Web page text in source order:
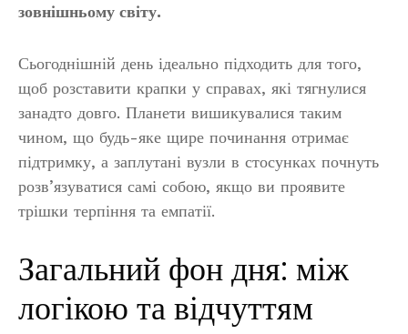
зовнішньому світу.
Сьогоднішній день ідеально підходить для того,
щоб розставити крапки у справах, які тягнулися
занадто довго. Планети вишикувалися таким
чином, що будь-яке щире починання отримає
підтримку, а заплутані вузли в стосунках почнуть
розв’язуватися самі собою, якщо ви проявите
трішки терпіння та емпатії.
Загальний фон дня: між
логікою та відчуттям